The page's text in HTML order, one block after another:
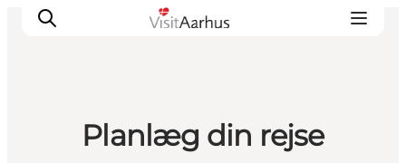
Oplevelser
Planlæg din rejse